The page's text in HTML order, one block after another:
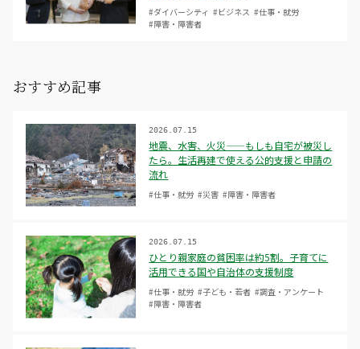
#ダイバーシティ #ビジネス #仕事・就労
#障害・障害者
おすすめ記事
地震、水害、火災——もしも自宅が被災し
たら。生活再建で使える公的支援と申請の
流れ
2026.07.15
#仕事・就労 #災害 #障害・障害者
ひとり親家庭の貧困率は約5割。子育てに
活用できる国や自治体の支援制度
2026.07.15
#仕事・就労 #子ども・若者 #調査・アンケート
#障害・障害者